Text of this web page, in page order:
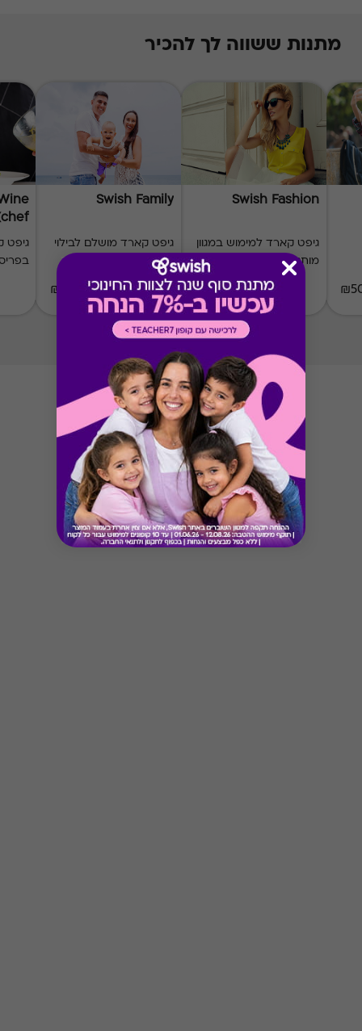
* קודי הנחה אינם תקפים בגיפט קארד זה.
* מבוהר כי רשימת הספקים המכבדות את הגיפט
קארד עשויה להשתנות מעת לעת.
* במקרה של ירידת ספק מגיפט עם ספק יחיד,
באפשרות הלקוח לפנות לחברה ולבקש כרטיס חלופי
ממגוון כרטיסי החברה או לבקש החזר כספי בגין
מתנות ששווה לך להכיר
Swish Fashion
גיפט קארד למימוש במגוון
מותגי אופנה
₪20-₪500
Swish Family
גיפט קארד מושלם לבילוי
משפחתי
₪20-₪500
גיפט